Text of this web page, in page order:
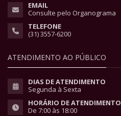
EMAIL
Consulte pelo Organograma
TELEFONE
(31) 3557-6200
ATENDIMENTO AO PÚBLICO
DIAS DE ATENDIMENTO
Segunda à Sexta
HORÁRIO DE ATENDIMENTO
De 7:00 às 18:00